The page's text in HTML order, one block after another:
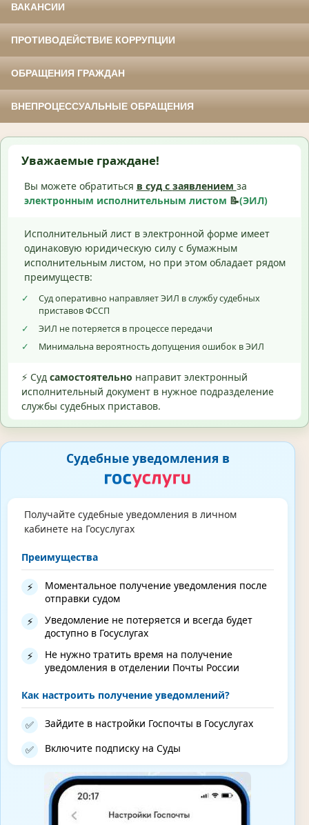
ВАКАНСИИ
ПРОТИВОДЕЙСТВИЕ КОРРУПЦИИ
ОБРАЩЕНИЯ ГРАЖДАН
ВНЕПРОЦЕССУАЛЬНЫЕ ОБРАЩЕНИЯ
Уважаемые граждане!
Вы можете обратиться в суд с заявлением за
электронным исполнительным листом 📝(ЭИЛ)
Исполнительный лист в электронной форме имеет
одинаковую юридическую силу с бумажным
исполнительным листом, но при этом обладает рядом
преимуществ:
✓
Суд оперативно направляет ЭИЛ в службу судебных
приставов ФССП
✓
ЭИЛ не потеряется в процессе передачи
✓
Минимальна вероятность допущения ошибок в ЭИЛ
⚡ Суд самостоятельно направит электронный
исполнительный документ в нужное подразделение
службы судебных приставов.
Судебные уведомления в
Получайте судебные уведомления в личном
кабинете на Госуслугах
Преимущества
⚡
Моментальное получение уведомления после
отправки судом
⚡
Уведомление не потеряется и всегда будет
доступно в Госуслугах
⚡
Не нужно тратить время на получение
уведомления в отделении Почты России
Как настроить получение уведомлений?
✅ Зайдите в настройки Госпочты в Госуслугах
✅ Включите подписку на Суды